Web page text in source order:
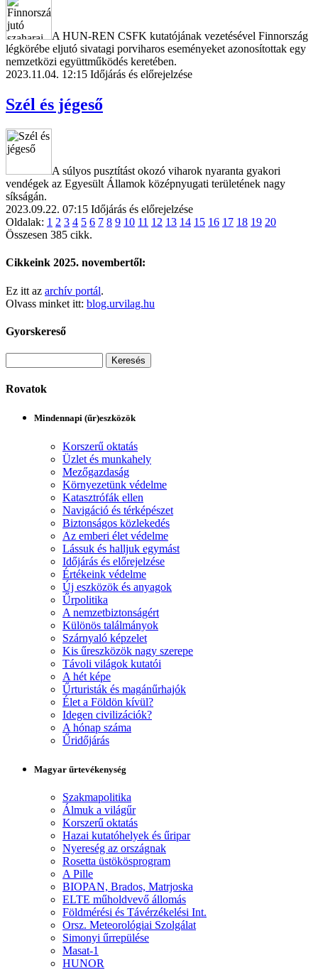
A HUN-REN CSFK kutatójának vezetésével Finnország
légkörébe eljutó sivatagi porviharos eseményeket azonosítottak egy
nemzetközi együttműködés keretében.
2023.11.04. 12:15 Időjárás és előrejelzése
Szél és jégeső
A súlyos pusztítást okozó viharok nyaranta gyakori
vendégek az Egyesült Államok középnyugati területének nagy
síkságán.
2023.09.22. 07:15 Időjárás és előrejelzése
Oldalak: 1 2 3 4 5 6 7 8 9 10 11 12 13 14 15 16 17 18 19 20
Összesen 385 cikk.
Cikkeink 2025. novembertől:
Ez itt az archív portál.
Olvass minket itt: blog.urvilag.hu
Gyorskereső
Rovatok
Mindennapi (űr)eszközök
Korszerű oktatás
Üzlet és munkahely
Mezőgazdaság
Környezetünk védelme
Katasztrófák ellen
Navigáció és térképészet
Biztonságos közlekedés
Az emberi élet védelme
Lássuk és halljuk egymást
Időjárás és előrejelzése
Értékeink védelme
Új eszközök és anyagok
Űrpolitika
A nemzetbiztonságért
Különös találmányok
Szárnyaló képzelet
Kis űreszközök nagy szerepe
Távoli világok kutatói
A hét képe
Űrturisták és magánűrhajók
Élet a Földön kívül?
Idegen civilizációk?
A hónap száma
Űridőjárás
Magyar űrtevékenység
Szakmapolitika
Álmuk a világűr
Korszerű oktatás
Hazai kutatóhelyek és űripar
Nyereség az országnak
Rosetta üstökösprogram
A Pille
BIOPAN, Brados, Matrjoska
ELTE műholdvevő állomás
Földmérési és Távérzékelési Int.
Orsz. Meteorológiai Szolgálat
Simonyi űrrepülése
Masat-1
HUNOR